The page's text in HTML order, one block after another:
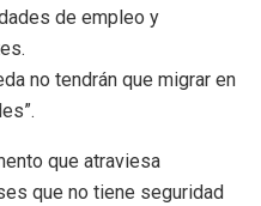
de empleo y
no tendrán que migrar en
que atraviesa
que no tiene seguridad